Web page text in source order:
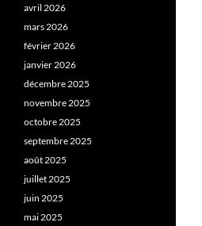
avril 2026
mars 2026
février 2026
janvier 2026
décembre 2025
novembre 2025
octobre 2025
septembre 2025
août 2025
juillet 2025
juin 2025
mai 2025